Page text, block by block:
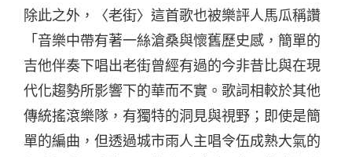
除此之外，〈老街〉這首歌也被樂評人馬瓜稱讚
「音樂中帶有著一絲滄桑與懷舊歷史感，簡單的
吉他伴奏下唱出老街曾經有過的今非昔比與在現
代化趨勢所影響下的華而不實。歌詞相較於其他
傳統搖滾樂隊，有獨特的洞見與視野；即使是簡
單的編曲，但透過城市雨人主唱令伍成熟大氣的